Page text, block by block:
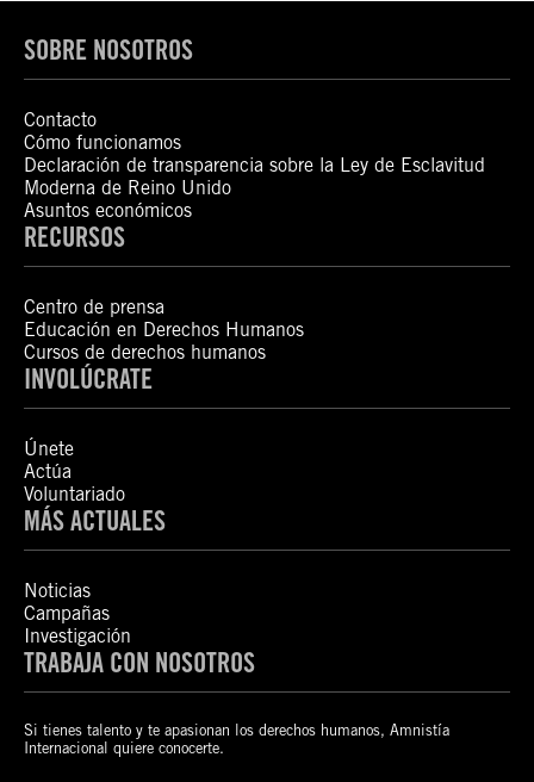
SOBRE NOSOTROS
Contacto
Cómo funcionamos
Declaración de transparencia sobre la Ley de Esclavitud
Moderna de Reino Unido
Asuntos económicos
RECURSOS
Centro de prensa
Educación en Derechos Humanos
Cursos de derechos humanos
INVOLÚCRATE
Únete
Actúa
Voluntariado
MÁS ACTUALES
Noticias
Campañas
Investigación
TRABAJA CON NOSOTROS
Si tienes talento y te apasionan los derechos humanos, Amnistía
Internacional quiere conocerte.